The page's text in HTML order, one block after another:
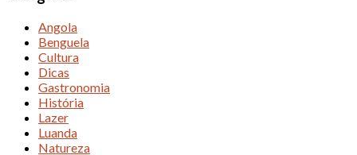
Angola
Benguela
Cultura
Dicas
Gastronomia
História
Lazer
Luanda
Natureza